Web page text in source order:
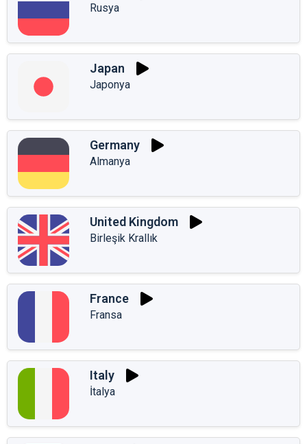
Rusya
Japan
Japonya
Germany
Almanya
United Kingdom
Birleşik Krallık
France
Fransa
Italy
İtalya